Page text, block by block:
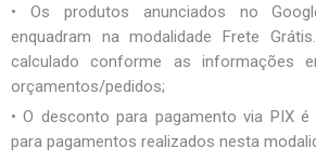
• Os produtos anunciados no
enquadram na modalidade Frete
calculado conforme as informações
orçamentos/pedidos;
• O desconto para pagamento via PIX é
para pagamentos realizados nesta